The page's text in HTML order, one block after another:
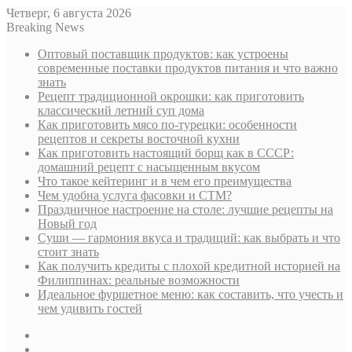
Четверг, 6 августа 2026
Breaking News
Оптовый поставщик продуктов: как устроены
современные поставки продуктов питания и что важно
знать
Рецепт традиционной окрошки: как приготовить
классический летний суп дома
Как приготовить мясо по-турецки: особенности
рецептов и секреты восточной кухни
Как приготовить настоящий борщ как в СССР:
домашний рецепт с насыщенным вкусом
Что такое кейтеринг и в чем его преимущества
Чем удобна услуга фасовки и СТМ?
Праздничное настроение на столе: лучшие рецепты на
Новый год
Суши — гармония вкуса и традиций: как выбрать и что
стоит знать
Как получить кредиты с плохой кредитной историей на
Филиппинах: реальные возможности
Идеальное фуршетное меню: как составить, что учесть и
чем удивить гостей